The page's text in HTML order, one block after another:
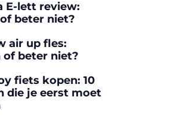
E-lett review:
beter niet?
air up fles:
of beter niet?
fiets kopen: 10
die je eerst moet